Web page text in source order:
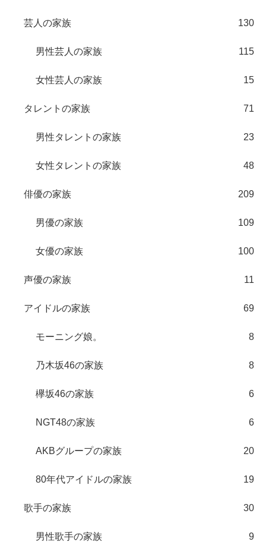
芸人の家族 130
男性芸人の家族 115
女性芸人の家族 15
タレントの家族 71
男性タレントの家族 23
女性タレントの家族 48
俳優の家族 209
男優の家族 109
女優の家族 100
声優の家族 11
アイドルの家族 69
モーニング娘。 8
乃木坂46の家族 8
欅坂46の家族 6
NGT48の家族 6
AKBグループの家族 20
80年代アイドルの家族 19
歌手の家族 30
男性歌手の家族 9